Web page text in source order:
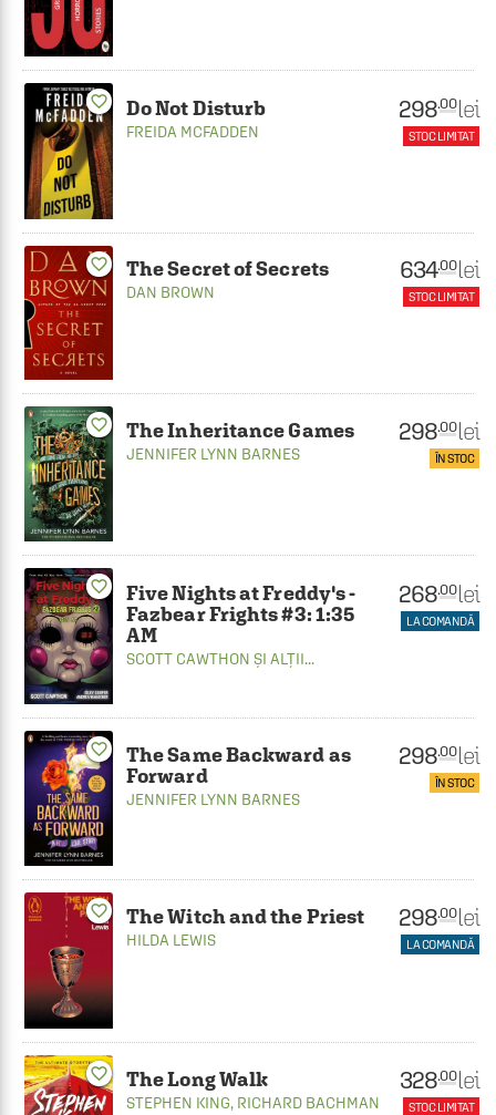
favorite_border Do Not Disturb
FREIDA MCFADDEN
298.00 lei
STOC LIMITAT
favorite_border The Secret of Secrets
DAN BROWN
634.00 lei
STOC LIMITAT
favorite_border The Inheritance Games
JENNIFER LYNN BARNES
298.00 lei
ÎN STOC
favorite_border
Five Nights at Freddy's -
Fazbear Frights #3: 1:35
AM
SCOTT CAWTHON ȘI ALȚII...
268.00 lei
LA COMANDĂ
favorite_border
The Same Backward as
Forward
JENNIFER LYNN BARNES
298.00 lei
ÎN STOC
favorite_border The Witch and the Priest
HILDA LEWIS
298.00 lei
LA COMANDĂ
favorite_border The Long Walk
STEPHEN KING, RICHARD BACHMAN
328.00 lei
STOC LIMITAT